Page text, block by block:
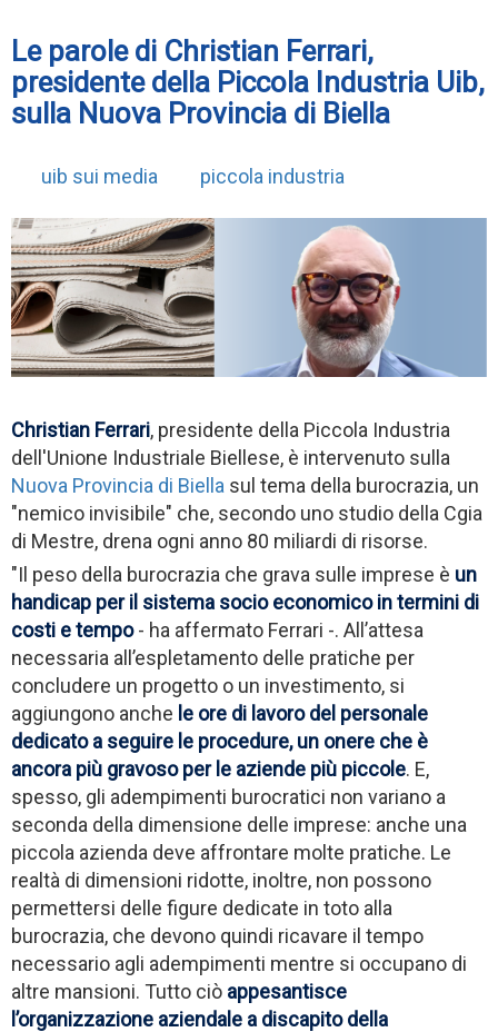
Le parole di Christian Ferrari,
presidente della Piccola Industria Uib,
sulla Nuova Provincia di Biella
uib sui media piccola industria
Christian Ferrari, presidente della Piccola Industria
dell'Unione Industriale Biellese, è intervenuto sulla
Nuova Provincia di Biella sul tema della burocrazia, un
"nemico invisibile" che, secondo uno studio della Cgia
di Mestre, drena ogni anno 80 miliardi di risorse.
"Il peso della burocrazia che grava sulle imprese è un
handicap per il sistema socio economico in termini di
costi e tempo- ha affermato Ferrari -. All’attesa
necessaria all’espletamento delle pratiche per
concludere un progetto o un investimento, si
aggiungono anche le ore di lavoro del personale
dedicato a seguire le procedure, un onere che è
ancora più gravoso per le aziende più piccole. E,
spesso, gli adempimenti burocratici non variano a
seconda della dimensione delle imprese: anche una
piccola azienda deve affrontare molte pratiche. Le
realtà di dimensioni ridotte, inoltre, non possono
permettersi delle figure dedicate in toto alla
burocrazia, che devono quindi ricavare il tempo
necessario agli adempimenti mentre si occupano di
altre mansioni. Tutto ciò appesantisce
l’organizzazione aziendale a discapito della